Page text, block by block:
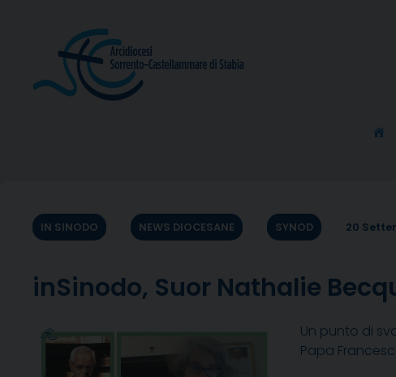
IN SINODO NEWS DIOCESANE SYNOD 20
inSinodo, Suor Nathalie
Un punto di
Papa